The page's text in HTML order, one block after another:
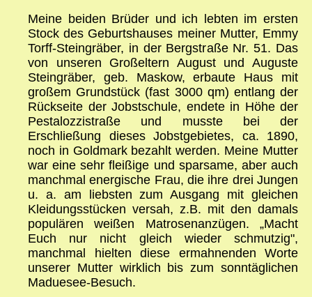
Meine beiden Brüder und ich lebten im ersten
Stock des Geburtshauses meiner Mutter, Emmy
Torff-Steingräber, in der Bergstraße Nr. 51. Das
von unseren Großeltern August und Auguste
Steingräber, geb. Maskow, erbaute Haus mit
großem Grundstück (fast 3000 qm) entlang der
Rückseite der Jobstschule, endete in Höhe der
Pestalozzistraße und musste bei der
Erschließung dieses Jobstgebietes, ca. 1890,
noch in Goldmark bezahlt werden. Meine Mutter
war eine sehr fleißige und sparsame, aber auch
manchmal energische Frau, die ihre drei Jungen
u. a. am liebsten zum Ausgang mit gleichen
Kleidungsstücken versah, z.B. mit den damals
populären weißen Matrosenanzügen. „Macht
Euch nur nicht gleich wieder schmutzig",
manchmal hielten diese ermahnenden Worte
unserer Mutter wirklich bis zum sonntäglichen
Maduesee-Besuch.